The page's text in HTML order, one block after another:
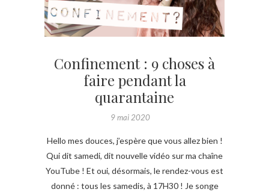
Confinement : 9 choses à
faire pendant la
quarantaine
9 mai 2020
Hello mes douces, j’espère que vous allez bien !
Qui dit samedi, dit nouvelle vidéo sur ma chaîne
YouTube ! Et oui, désormais, le rendez-vous est
donné : tous les samedis, à 17H30 ! Je songe